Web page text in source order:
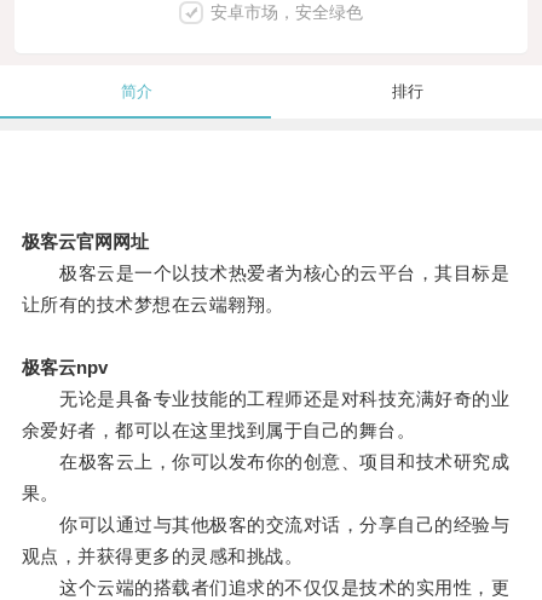
安卓市场，安全绿色
简介 排行
极客云官网网址
极客云是一个以技术热爱者为核心的云平台，其目标是
让所有的技术梦想在云端翱翔。
极客云npv
无论是具备专业技能的工程师还是对科技充满好奇的业
余爱好者，都可以在这里找到属于自己的舞台。
在极客云上，你可以发布你的创意、项目和技术研究成
果。
你可以通过与其他极客的交流对话，分享自己的经验与
观点，并获得更多的灵感和挑战。
这个云端的搭载者们追求的不仅仅是技术的实用性，更